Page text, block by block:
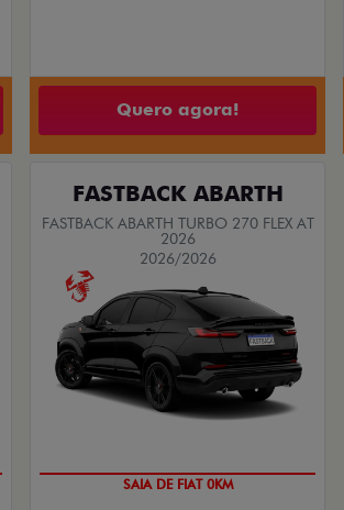
Quero agora!
FASTBACK ABARTH
FASTBACK ABARTH TURBO 270 FLEX AT
2026
2026/2026
SAIA DE FIAT 0KM